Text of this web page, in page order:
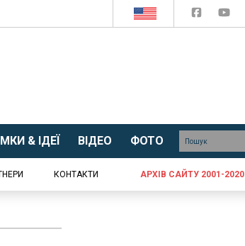
& ІДЕЇ ВІДЕО ФОТО
КОНТАКТИ АРХІВ САЙТУ 2001-2020